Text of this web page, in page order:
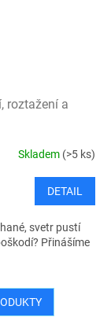
roztažení a
Skladem (>5 ks)
DETAIL
svetr pustí
Přinášíme